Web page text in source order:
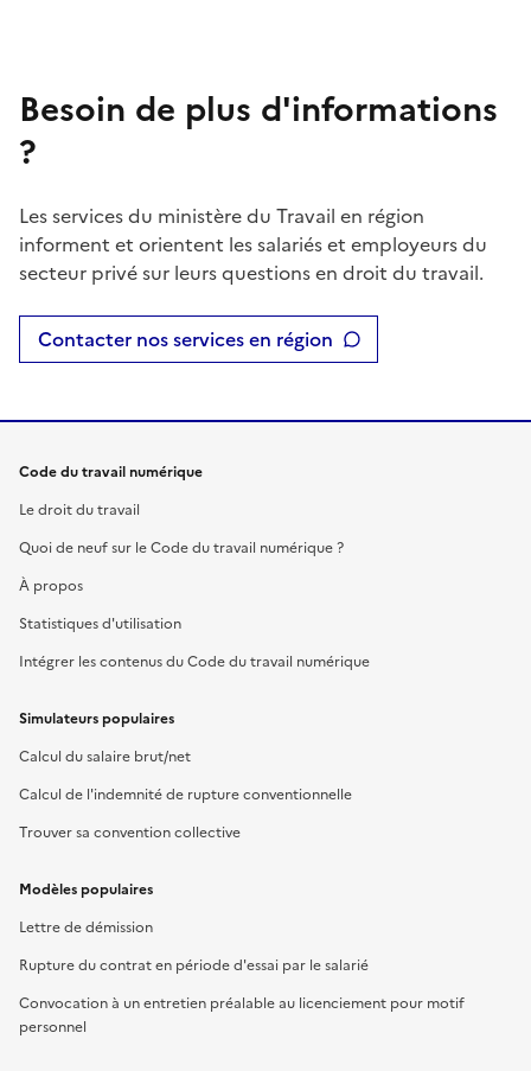
Besoin de plus d'informations
?
Les services du ministère du Travail en région
informent et orientent les salariés et employeurs du
secteur privé sur leurs questions en droit du travail.
Contacter nos services en région
Code du travail numérique
Le droit du travail
Quoi de neuf sur le Code du travail numérique ?
À propos
Statistiques d'utilisation
Intégrer les contenus du Code du travail numérique
Simulateurs populaires
Calcul du salaire brut/net
Calcul de l'indemnité de rupture conventionnelle
Trouver sa convention collective
Modèles populaires
Lettre de démission
Rupture du contrat en période d'essai par le salarié
Convocation à un entretien préalable au licenciement pour motif
personnel